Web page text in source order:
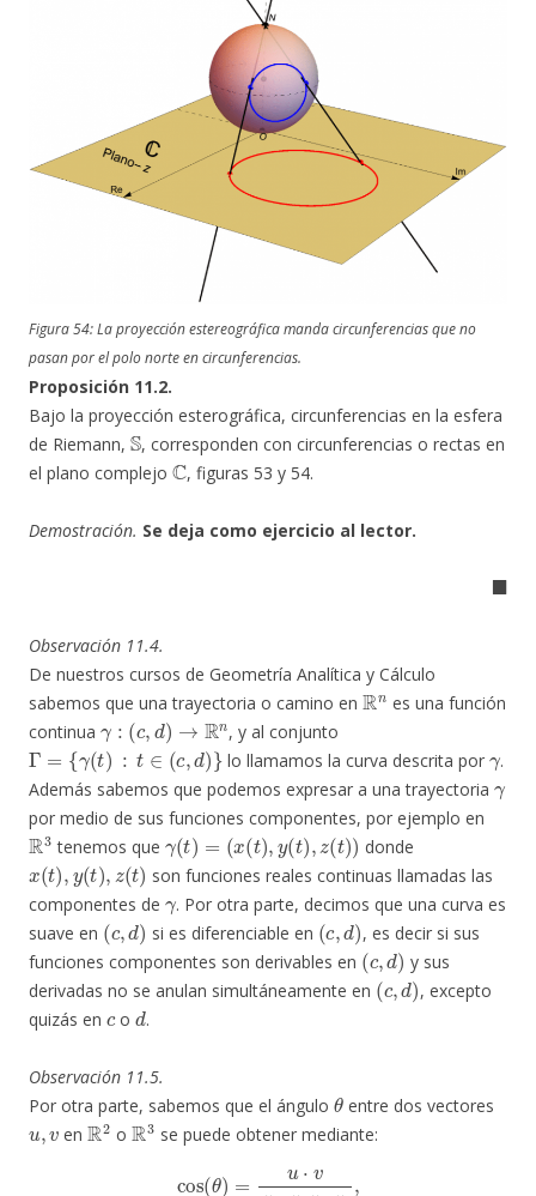
Figura 54: La proyección estereográfica manda circunferencias que no
pasan por el polo norte en circunferencias.
Proposición 11.2.
Bajo la proyección esterográfica, circunferencias en la esfera
de Riemann,
S
, corresponden con circunferencias o rectas en
el plano complejo
C
, figuras 53 y 54.
Demostración. Se deja como ejercicio al lector.
◼
Observación 11.4.
De nuestros cursos de Geometría Analítica y Cálculo
sabemos que una trayectoria o camino en
Rn
es una función
continua
γ:(c,d)→Rn
, y al conjunto
Γ={γ(t):t ∈ ( c,d)}
lo llamamos la curva descrita por .
Además sabemos que podemos expresar a una trayectoria
γ
por medio de sus funciones componentes, por ejemplo en
R3
tenemos que
γ(t)=(x(t), y(t),z(t))
donde
x(t ),y(t),z(t)
son funciones reales continuas llamadas las
componentes de
γ
. Por otra parte, decimos que una curva es
suave en
(c,d)
si es diferenciable en
(c,d)
, es decir si sus
funciones componentes son derivables en
(c,d)
y sus
derivadas no se anulan simultáneamente en
(c,d)
, excepto
quizás en
c
o
d
.
Observación 11.5.
Por otra parte, sabemos que el ángulo
θ
entre dos vectores
u,v
en
R2
o
R 3
se puede obtener mediante:
cos ( ‖u‖‖